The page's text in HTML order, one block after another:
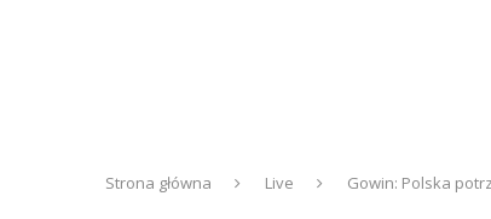
Strona główna Live Gowin: Polska